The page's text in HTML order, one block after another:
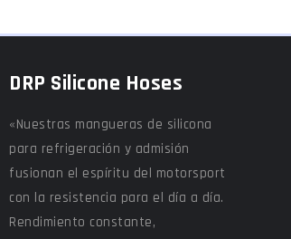
DRP Silicone Hoses
«Nuestras mangueras de silicona
para refrigeración y admisión
fusionan el espíritu del motorsport
con la resistencia para el día a día.
Rendimiento constante,